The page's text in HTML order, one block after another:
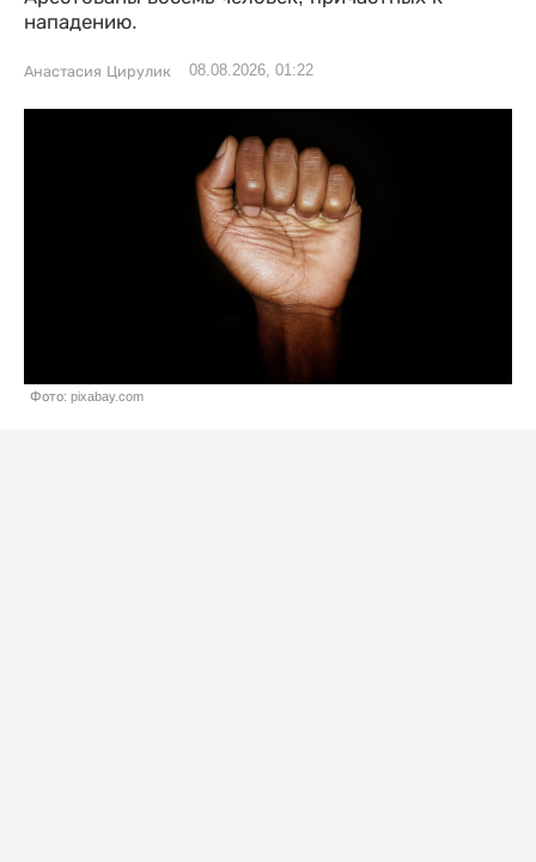
нападению.
Анастасия Цирулик 08.08.2026, 01:22
Фото: pixabay.com